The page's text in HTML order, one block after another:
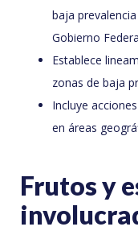
baja
Gobierno
Establece
zonas de baja
Incluye
en áreas
Frutos y